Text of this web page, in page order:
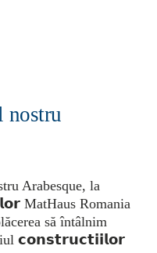
nostru
Arabesque, la
MatHaus Romania
să întâlnim
𝗰𝗼𝗻𝘀𝘁𝗿𝘂𝗰𝘁𝗶𝗶𝗹𝗼𝗿